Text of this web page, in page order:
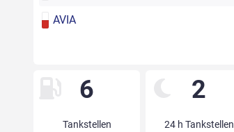
AVIA
6
Tankstellen
2
24 h Tankstellen